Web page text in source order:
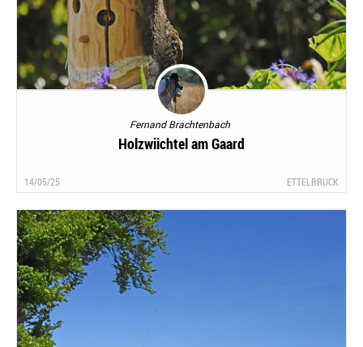
Fernand Brachtenbach
Holzwiichtel am Gaard
14/05/25 ETTELBRUCK